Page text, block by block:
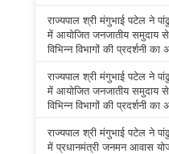
राज्यपाल श्री मंगुभाई पटेल ने
में आयोजित जनजातीय समुदाय
विभिन्न विभागों की प्रदर्शनी
राज्यपाल श्री मंगुभाई पटेल ने
में आयोजित जनजातीय समुदाय
विभिन्न विभागों की प्रदर्शनी
राज्यपाल श्री मंगुभाई पटेल ने
में प्रधानमंत्री जनमन आवास